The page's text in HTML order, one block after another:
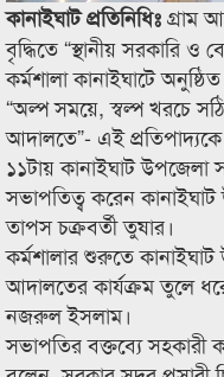
কানাইঘাট প্রতিনিধিঃগ্রাম
বৃদ্ধিতে “স্থানীয় সরকারি ও
কর্মশালা কানাইঘাটে
“অল্প সময়ে, স্বল্প খরচে
আদালতে”- এই
১১টায় কানাইঘাট উপজেলা
সভাপতিত্ব করেন
তাপস চক্রবর্তী তুষার।
কর্মশালার শুরুতে
আদালতের কার্যক্রম তুলে
নজরুল ইসলাম।
সভাপতির বক্তব্যে সহকারী